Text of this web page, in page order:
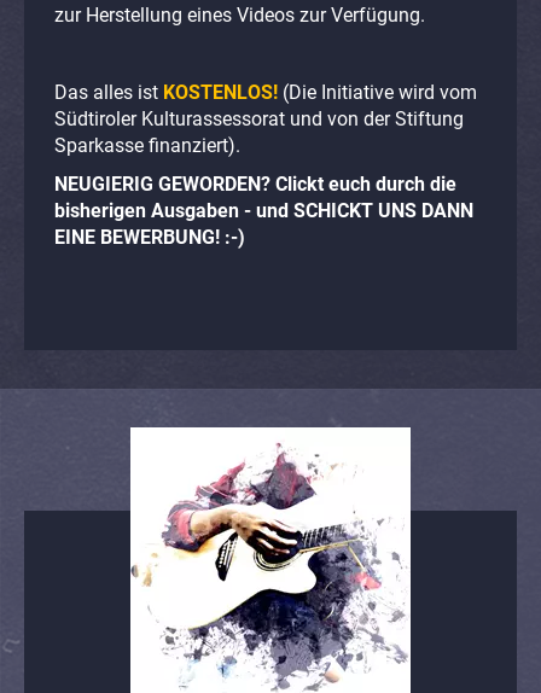
zur Herstellung eines Videos zur Verfügung.
Das alles ist KOSTENLOS! (Die Initiative wird vom
Südtiroler Kulturassessorat und von der Stiftung
Sparkasse finanziert).
NEUGIERIG GEWORDEN? Clickt euch durch die
bisherigen Ausgaben - und SCHICKT UNS DANN
EINE BEWERBUNG! :-)